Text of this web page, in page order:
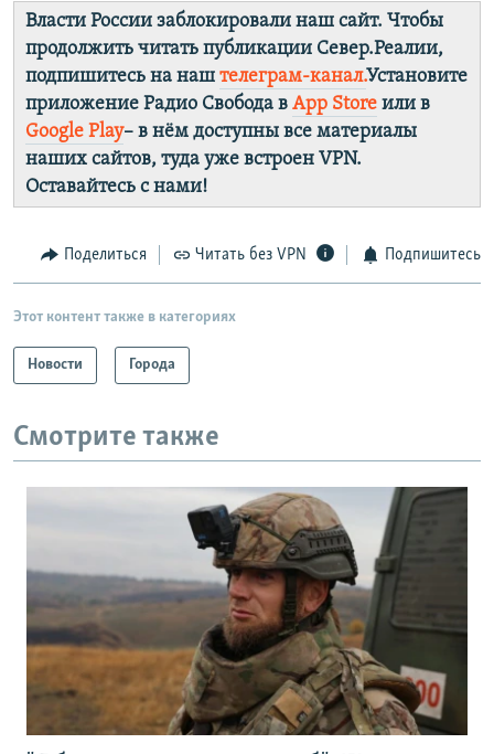
Власти России заблокировали наш сайт. Чтобы
продолжить читать публикации Север.Реалии,
подпишитесь на наш телеграм-канал.Установите
приложение Радио Свобода в App Store или в
Google Play– в нём доступны все материалы
наших сайтов, туда уже встроен VPN.
Оставайтесь с нами!
Поделиться Читать без VPN Подпишитесь
Этот контент также в категориях
Новости Города
Смотрите также